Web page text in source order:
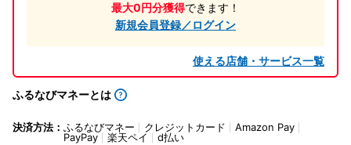
最大0円分獲得できます！
新規会員登録／ログイン
使える店舗・サービス一覧
ふるなびマネーとは
決済方法： ふるなびマネー クレジットカード
Amazon Pay
PayPay
楽天ペイ d払い